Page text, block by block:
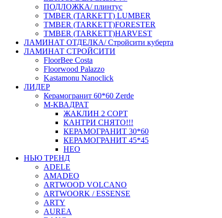
ПОДЛОЖКА/ плинтус
ТMBER (TARKETT) LUMBER
ТMBER (TARKETT)FORESTER
ТMBER (TARKETT)HARVEST
ЛАМИНАТ ОТДЕЛКА/ Стройсити куберта
ЛАМИНАТ СТРОЙСИТИ
FloorBee Costa
Floorwood Palazzo
Kastamonu Nanoclick
ЛИДЕР
Керамогранит 60*60 Zerde
М-КВАДРАТ
ЖАКЛИН 2 СОРТ
КАНТРИ СНЯТО!!!
КЕРАМОГРАНИТ 30*60
КЕРАМОГРАНИТ 45*45
НЕО
НЬЮ ТРЕНД
ADELE
AMADEO
ARTWOOD VOLCANO
ARTWOORK / ESSENSE
ARTY
AUREA